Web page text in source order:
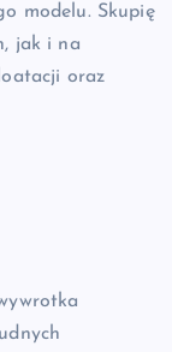
modelu. Skupię
jak i na
oraz